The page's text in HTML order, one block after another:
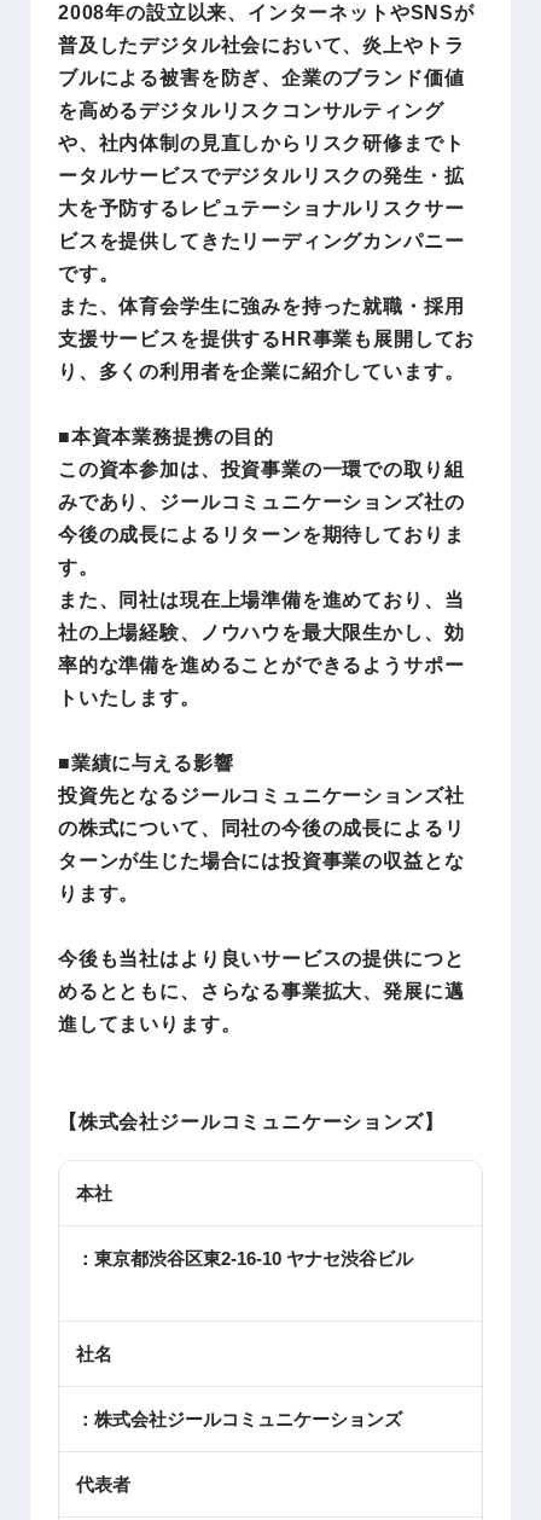
2008年の設立以来、インターネットやSNSが
普及したデジタル社会において、炎上やトラ
ブルによる被害を防ぎ、企業のブランド価値
を高めるデジタルリスクコンサルティング
や、社内体制の⾒直しからリスク研修までト
ータルサービスでデジタルリスクの発生・拡
大を予防するレピュテーショナルリスクサー
ビスを提供してきたリーディングカンパニー
です。
また、体育会学生に強みを持った就職・採用
支援サービスを提供するHR事業も展開してお
り、多くの利用者を企業に紹介しています。
■本資本業務提携の目的
この資本参加は、投資事業の一環での取り組
みであり、ジールコミュニケーションズ社の
今後の成長によるリターンを期待しておりま
す。
また、同社は現在上場準備を進めており、当
社の上場経験、ノウハウを最大限生かし、効
率的な準備を進めることができるようサポー
トいたします。
■業績に与える影響
投資先となるジールコミュニケーションズ社
の株式について、同社の今後の成長によるリ
ターンが生じた場合には投資事業の収益とな
ります。
今後も当社はより良いサービスの提供につと
めるとともに、さらなる事業拡大、発展に邁
進してまいります。
【株式会社ジールコミュニケーションズ】
本社
：東京都渋谷区東2-16-10 ヤナセ渋谷ビル
社名
：株式会社ジールコミュニケーションズ
代表者